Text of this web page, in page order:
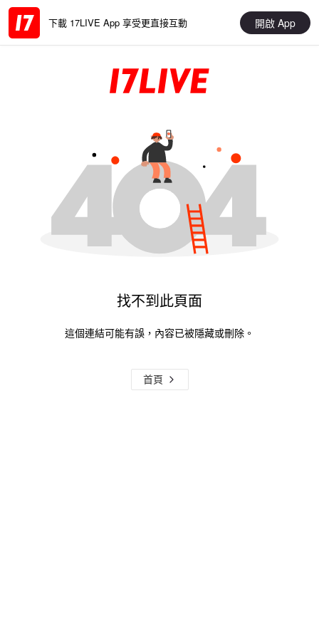
下載 17LIVE App 享受更直接互動 開啟 App
找不到此頁面
這個連結可能有誤，內容已被隱藏或刪除。
首頁